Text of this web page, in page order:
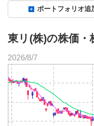
ポートフォリオ追
東リ(株)の株価・
2026/8/7